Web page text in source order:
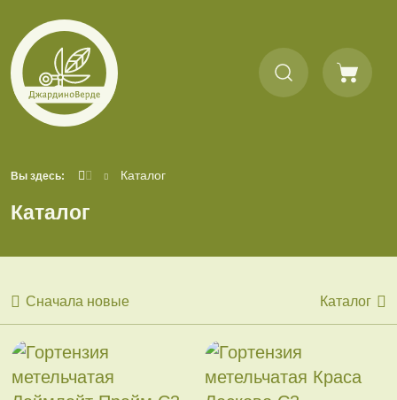
Вы здесь: Каталог
Каталог
Сначала новые Каталог